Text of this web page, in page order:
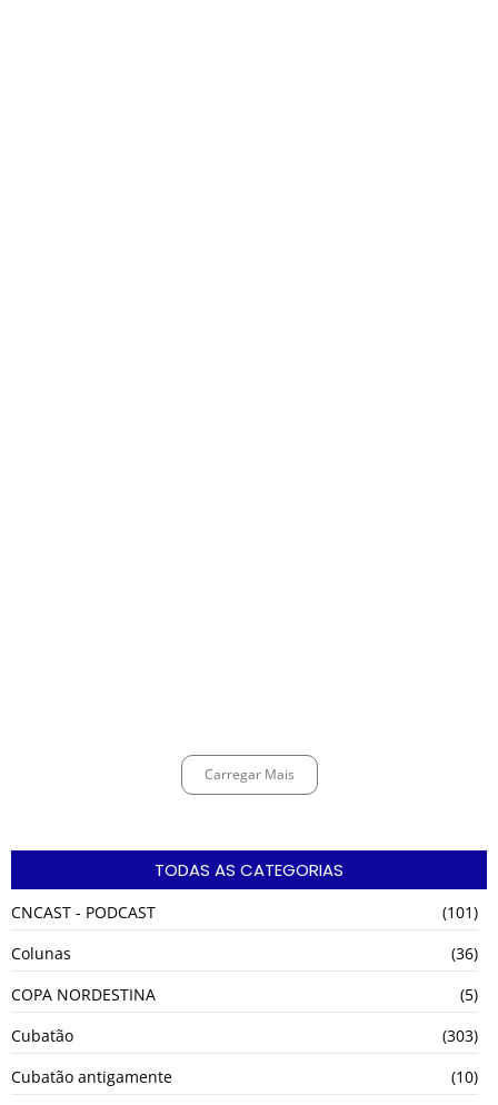
Carregar Mais
TODAS AS CATEGORIAS
CNCAST - PODCAST
(101)
Colunas
(36)
COPA NORDESTINA
(5)
Cubatão
(303)
Cubatão antigamente
(10)